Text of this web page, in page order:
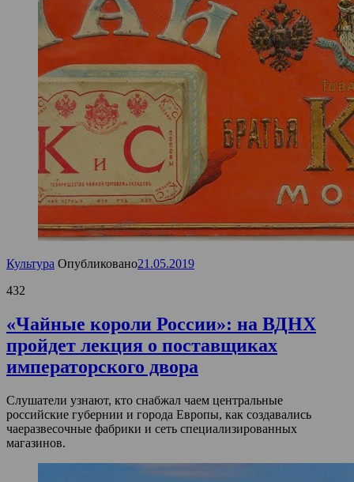
Культура Опубликовано21.05.2019
432
«Чайные короли России»: на ВДНХ
пройдет лекция о поставщиках
императорского двора
Слушатели узнают, кто снабжал чаем центральные
российские губернии и города Европы, как создавались
чаеразвесочные фабрики и сеть специализированных
магазинов.